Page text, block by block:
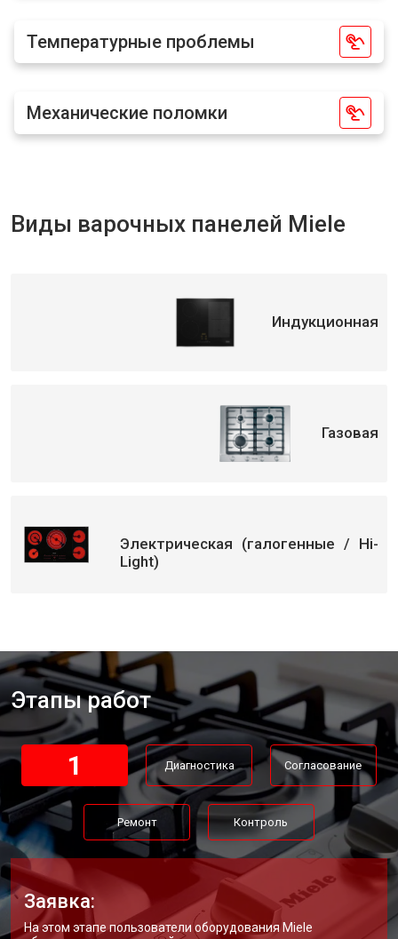
Температурные проблемы
Механические поломки
Виды варочных панелей Miele
Индукционная
Газовая
Электрическая (галогенные / Hi-
Light)
Этапы работ
1 Диагностика Согласование
Ремонт Контроль
Заявка:
На этом этапе пользователи оборудования Miele